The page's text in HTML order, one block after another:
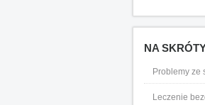
NA
Problemy ze
Leczenie